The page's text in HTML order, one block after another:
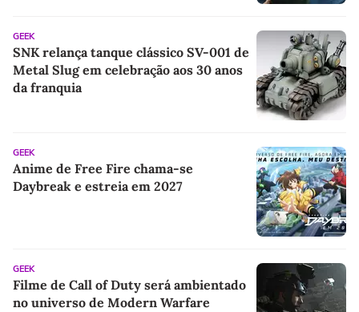
GEEK
SNK relança tanque clássico SV-001 de
Metal Slug em celebração aos 30 anos
da franquia
GEEK
Anime de Free Fire chama-se
Daybreak e estreia em 2027
GEEK
Filme de Call of Duty será ambientado
no universo de Modern Warfare